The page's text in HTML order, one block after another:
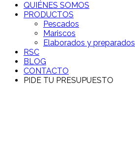
QUIÉNES SOMOS
PRODUCTOS
Pescados
Mariscos
Elaborados y preparados
RSC
BLOG
CONTACTO
PIDE TU PRESUPUESTO